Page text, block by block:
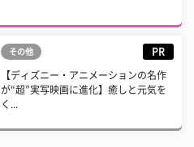
その他 PR
【ディズニー・アニメーションの名作
が“超”実写映画に進化】癒しと元気を
く...